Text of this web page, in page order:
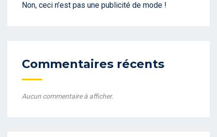
Non, ceci n’est pas une publicité de mode !
Commentaires récents
Aucun commentaire à afficher.